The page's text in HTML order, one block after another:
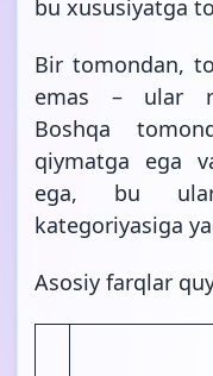
bu xususiyatga
Bir tomondan,
emas – ular
Boshqa
qiymatga ega
ega, bu
kategoriyasiga
Asosiy farqlar